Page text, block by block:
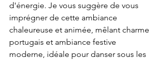
d'énergie. Je vous suggère de vous
imprégner de cette ambiance
chaleureuse et animée, mêlant charme
portugais et ambiance festive
moderne, idéale pour danser sous les